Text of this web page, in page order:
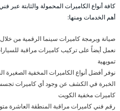
كافة أنواع الكاميرات المحمولة والثابتة
أهم الخدمات ومنها:
صيانة وبرمجة كاميرات سينما الرقمية من
نعمل أيضاً على تركيب كاميرات مراقبة
تمويهية
نوفر أفضل أنواع الكاميرات المخفية الصغيرة
الخبرة في الكشف عن وجود أي كاميرات
كاميرات مخفية الكويت
رقم فني كاميرات مراقبة المنطقة العاشرة